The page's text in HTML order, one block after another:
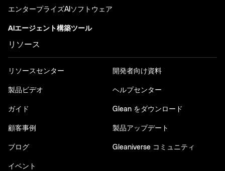
エンタープライズAIソフトウェア
AIエージェント構築ツール
リソース
リソースセンター
製品ビデオ
ガイド
顧客事例
ブログ
イベント
開発者向け資料
ヘルプセンター
Glean をダウンロード
製品アップデート
Gleaniverse コミュニティ